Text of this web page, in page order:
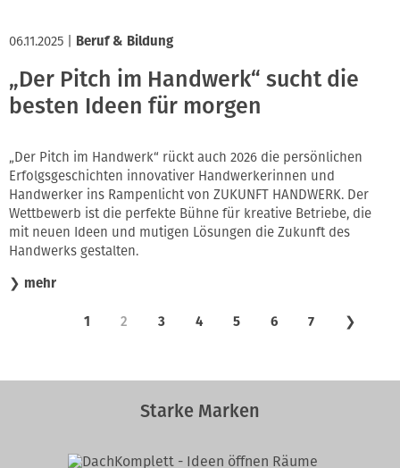
06.11.2025 Beruf & Bildung
„Der Pitch im Handwerk“ sucht die
besten Ideen für morgen
„Der Pitch im Handwerk“ rückt auch 2026 die persönlichen
Erfolgsgeschichten innovativer Handwerkerinnen und
Handwerker ins Rampenlicht von ZUKUNFT HANDWERK. Der
Wettbewerb ist die perfekte Bühne für kreative Betriebe, die
mit neuen Ideen und mutigen Lösungen die Zukunft des
Handwerks gestalten.
❯ mehr
1 2 3 4 5 6 7 ❯
Starke Marken